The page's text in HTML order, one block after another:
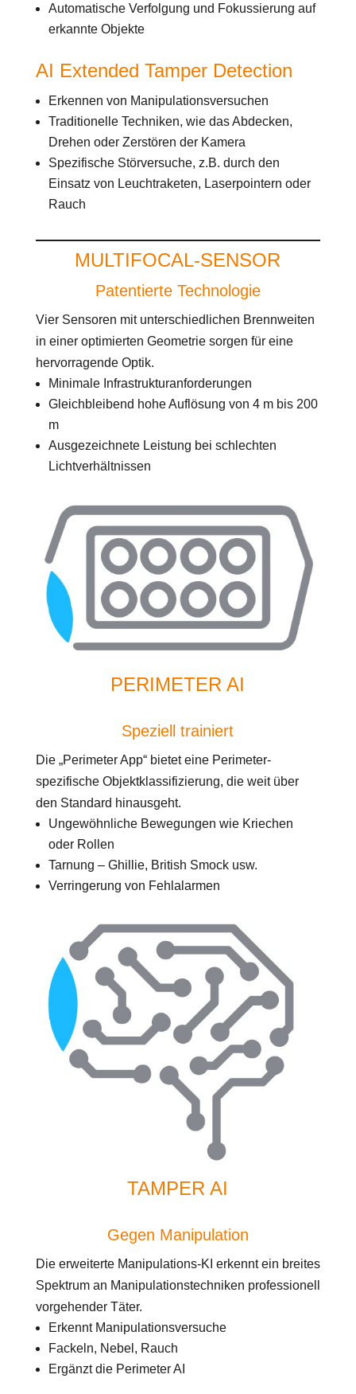
Automatische Verfolgung und Fokussierung auf
erkannte Objekte
AI Extended Tamper Detection
Erkennen von Manipulationsversuchen
Traditionelle Techniken, wie das Abdecken,
Drehen oder Zerstören der Kamera
Spezifische Störversuche, z.B. durch den
Einsatz von Leuchtraketen, Laserpointern oder
Rauch
MULTIFOCAL-SENSOR
Patentierte Technologie
Vier Sensoren mit unterschiedlichen Brennweiten
in einer optimierten Geometrie sorgen für eine
hervorragende Optik.
Minimale Infrastrukturanforderungen
Gleichbleibend hohe Auflösung von 4 m bis 200
m
Ausgezeichnete Leistung bei schlechten
Lichtverhältnissen
PERIMETER AI
Speziell trainiert
Die „Perimeter App“ bietet eine Perimeter-
spezifische Objektklassifizierung, die weit über
den Standard hinausgeht.
Ungewöhnliche Bewegungen wie Kriechen
oder Rollen
Tarnung – Ghillie, British Smock usw.
Verringerung von Fehlalarmen
TAMPER AI
Gegen Manipulation
Die erweiterte Manipulations-KI erkennt ein breites
Spektrum an Manipulationstechniken professionell
vorgehender Täter.
Erkennt Manipulationsversuche
Fackeln, Nebel, Rauch
Ergänzt die Perimeter AI